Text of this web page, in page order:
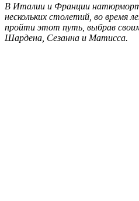
В Италии и Франции
нескольких столетий, во время
пройти этот путь, выбрав
Шардена, Сезанна и Матисса.